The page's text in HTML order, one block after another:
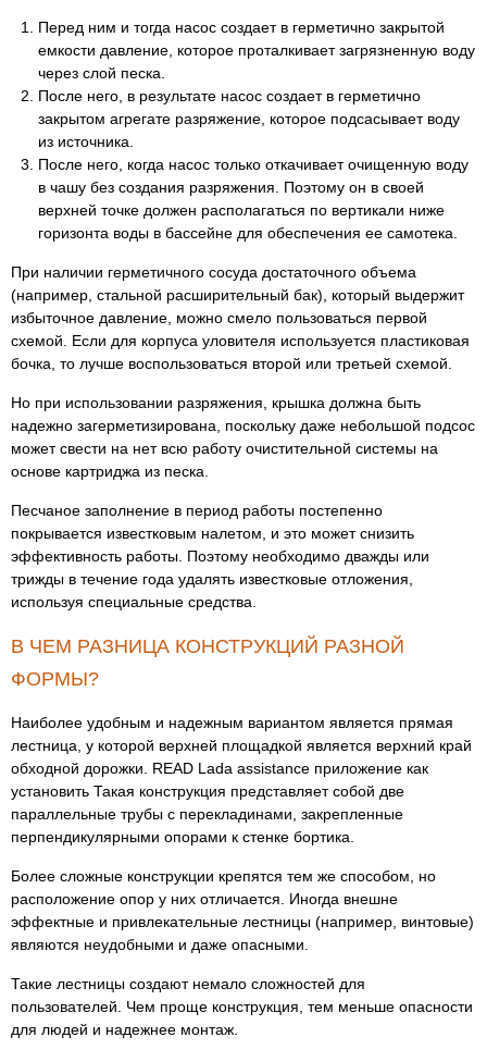
Перед ним и тогда насос создает в герметично закрытой
емкости давление, которое проталкивает загрязненную воду
через слой песка.
После него, в результате насос создает в герметично
закрытом агрегате разряжение, которое подсасывает воду
из источника.
После него, когда насос только откачивает очищенную воду
в чашу без создания разряжения. Поэтому он в своей
верхней точке должен располагаться по вертикали ниже
горизонта воды в бассейне для обеспечения ее самотека.
При наличии герметичного сосуда достаточного объема
(например, стальной расширительный бак), который выдержит
избыточное давление, можно смело пользоваться первой
схемой. Если для корпуса уловителя используется пластиковая
бочка, то лучше воспользоваться второй или третьей схемой.
Но при использовании разряжения, крышка должна быть
надежно загерметизирована, поскольку даже небольшой подсос
может свести на нет всю работу очистительной системы на
основе картриджа из песка.
Песчаное заполнение в период работы постепенно
покрывается известковым налетом, и это может снизить
эффективность работы. Поэтому необходимо дважды или
трижды в течение года удалять известковые отложения,
используя специальные средства.
В ЧЕМ РАЗНИЦА КОНСТРУКЦИЙ РАЗНОЙ
ФОРМЫ?
Наиболее удобным и надежным вариантом является прямая
лестница, у которой верхней площадкой является верхний край
обходной дорожки. READ Lada assistance приложение как
установить Такая конструкция представляет собой две
параллельные трубы с перекладинами, закрепленные
перпендикулярными опорами к стенке бортика.
Более сложные конструкции крепятся тем же способом, но
расположение опор у них отличается. Иногда внешне
эффектные и привлекательные лестницы (например, винтовые)
являются неудобными и даже опасными.
Такие лестницы создают немало сложностей для
пользователей. Чем проще конструкция, тем меньше опасности
для людей и надежнее монтаж.